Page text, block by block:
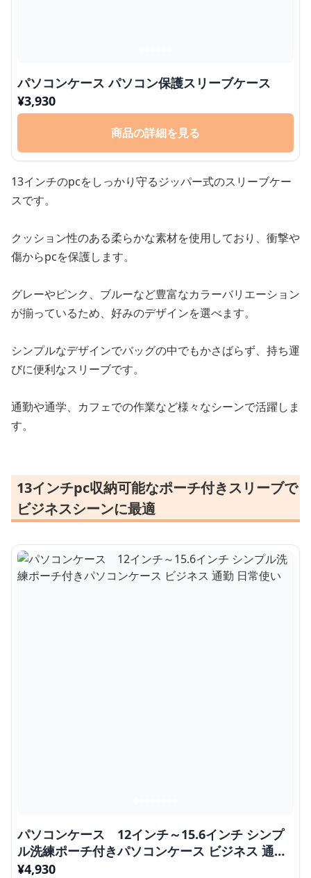
パソコンケース パソコン保護スリーブケース
¥3,930
商品の詳細を見る
13インチのpcをしっかり守るジッパー式のスリーブケー
スです。
クッション性のある柔らかな素材を使用しており、衝撃や
傷からpcを保護します。
グレーやピンク、ブルーなど豊富なカラーバリエーション
が揃っているため、好みのデザインを選べます。
シンプルなデザインでバッグの中でもかさばらず、持ち運
びに便利なスリーブです。
通勤や通学、カフェでの作業など様々なシーンで活躍しま
す。
13インチpc収納可能なポーチ付きスリーブで
ビジネスシーンに最適
パソコンケース 12インチ～15.6インチ シンプ
ル洗練ポーチ付きパソコンケース ビジネス 通勤
日常使い
¥4,930